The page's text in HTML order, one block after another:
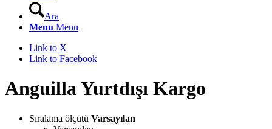
Ara
Menu Menu
Link to X
Link to Facebook
Anguilla Yurtdışı Kargo
Sıralama ölçütü Varsayılan